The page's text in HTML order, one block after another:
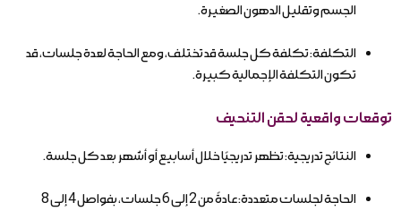
الجسم وتقليل الدهون الصغيرة.
التكلفة: تكلفة كل جلسة قد تختلف، ومع الحاجة لعدة جلسات، قد
تكون التكلفة الإجمالية كبيرة.
توقعات واقعية لحقن التنحيف
النتائج تدريجية: تظهر تدريجيًا خلال أسابيع أو أشهر بعد كل جلسة.
الحاجة لجلسات متعددة: عادةً من 2 إلى 6 جلسات، بفواصل 4 إلى 8